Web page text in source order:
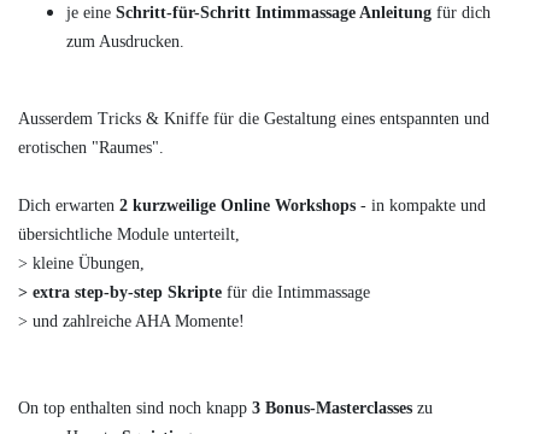
je eine Schritt-für-Schritt Intimmassage Anleitung für dich
zum Ausdrucken.
Ausserdem Tricks & Kniffe für die Gestaltung eines entspannten und
erotischen "Raumes".
Dich erwarten 2 kurzweilige Online Workshops - in kompakte und
übersichtliche Module unterteilt,
> kleine Übungen,
> extra step-by-step Skripte für die Intimmassage
> und zahlreiche AHA Momente!
On top enthalten sind noch knapp 3 Bonus-Masterclasses zu